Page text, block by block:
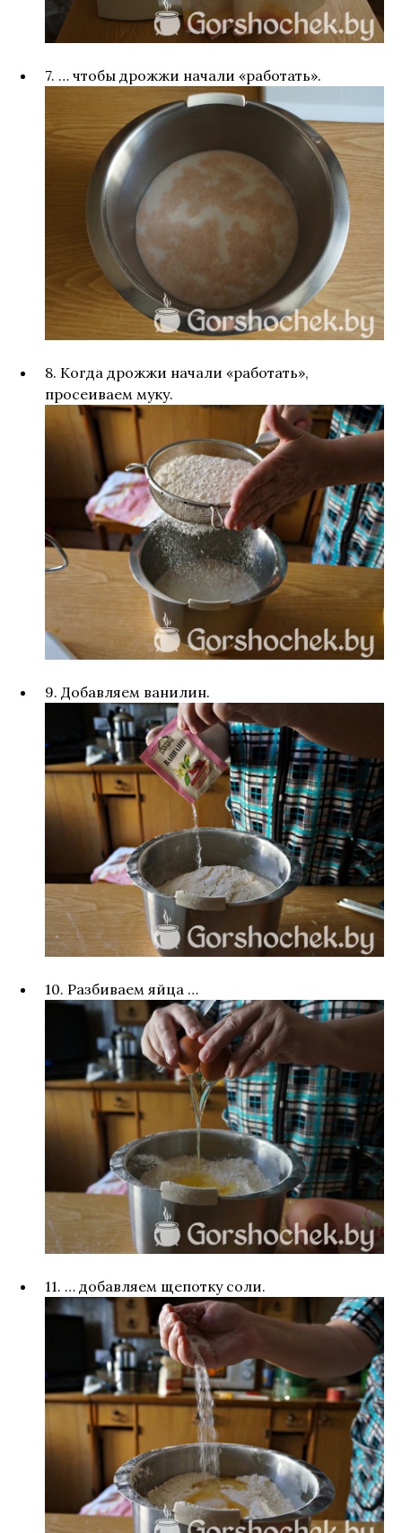
7. … чтобы дрожжи начали «работать».
8. Когда дрожжи начали «работать»,
просеиваем муку.
9. Добавляем ванилин.
10. Разбиваем яйца …
11. … добавляем щепотку соли.